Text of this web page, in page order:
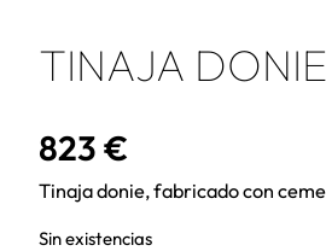
TINAJA DONIE
823 €
Tinaja donie, fabricado con
Sin existencias